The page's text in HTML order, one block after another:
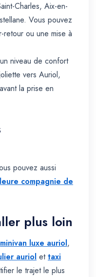
Charles, Aix-en-
Vous pouvez
retour ou une mise à
niveau de confort
vers Auriol,
la prise en
pouvez aussi
compagnie de
plus loin
minivan luxe auriol,
auriol ettaxi
le trajet le plus